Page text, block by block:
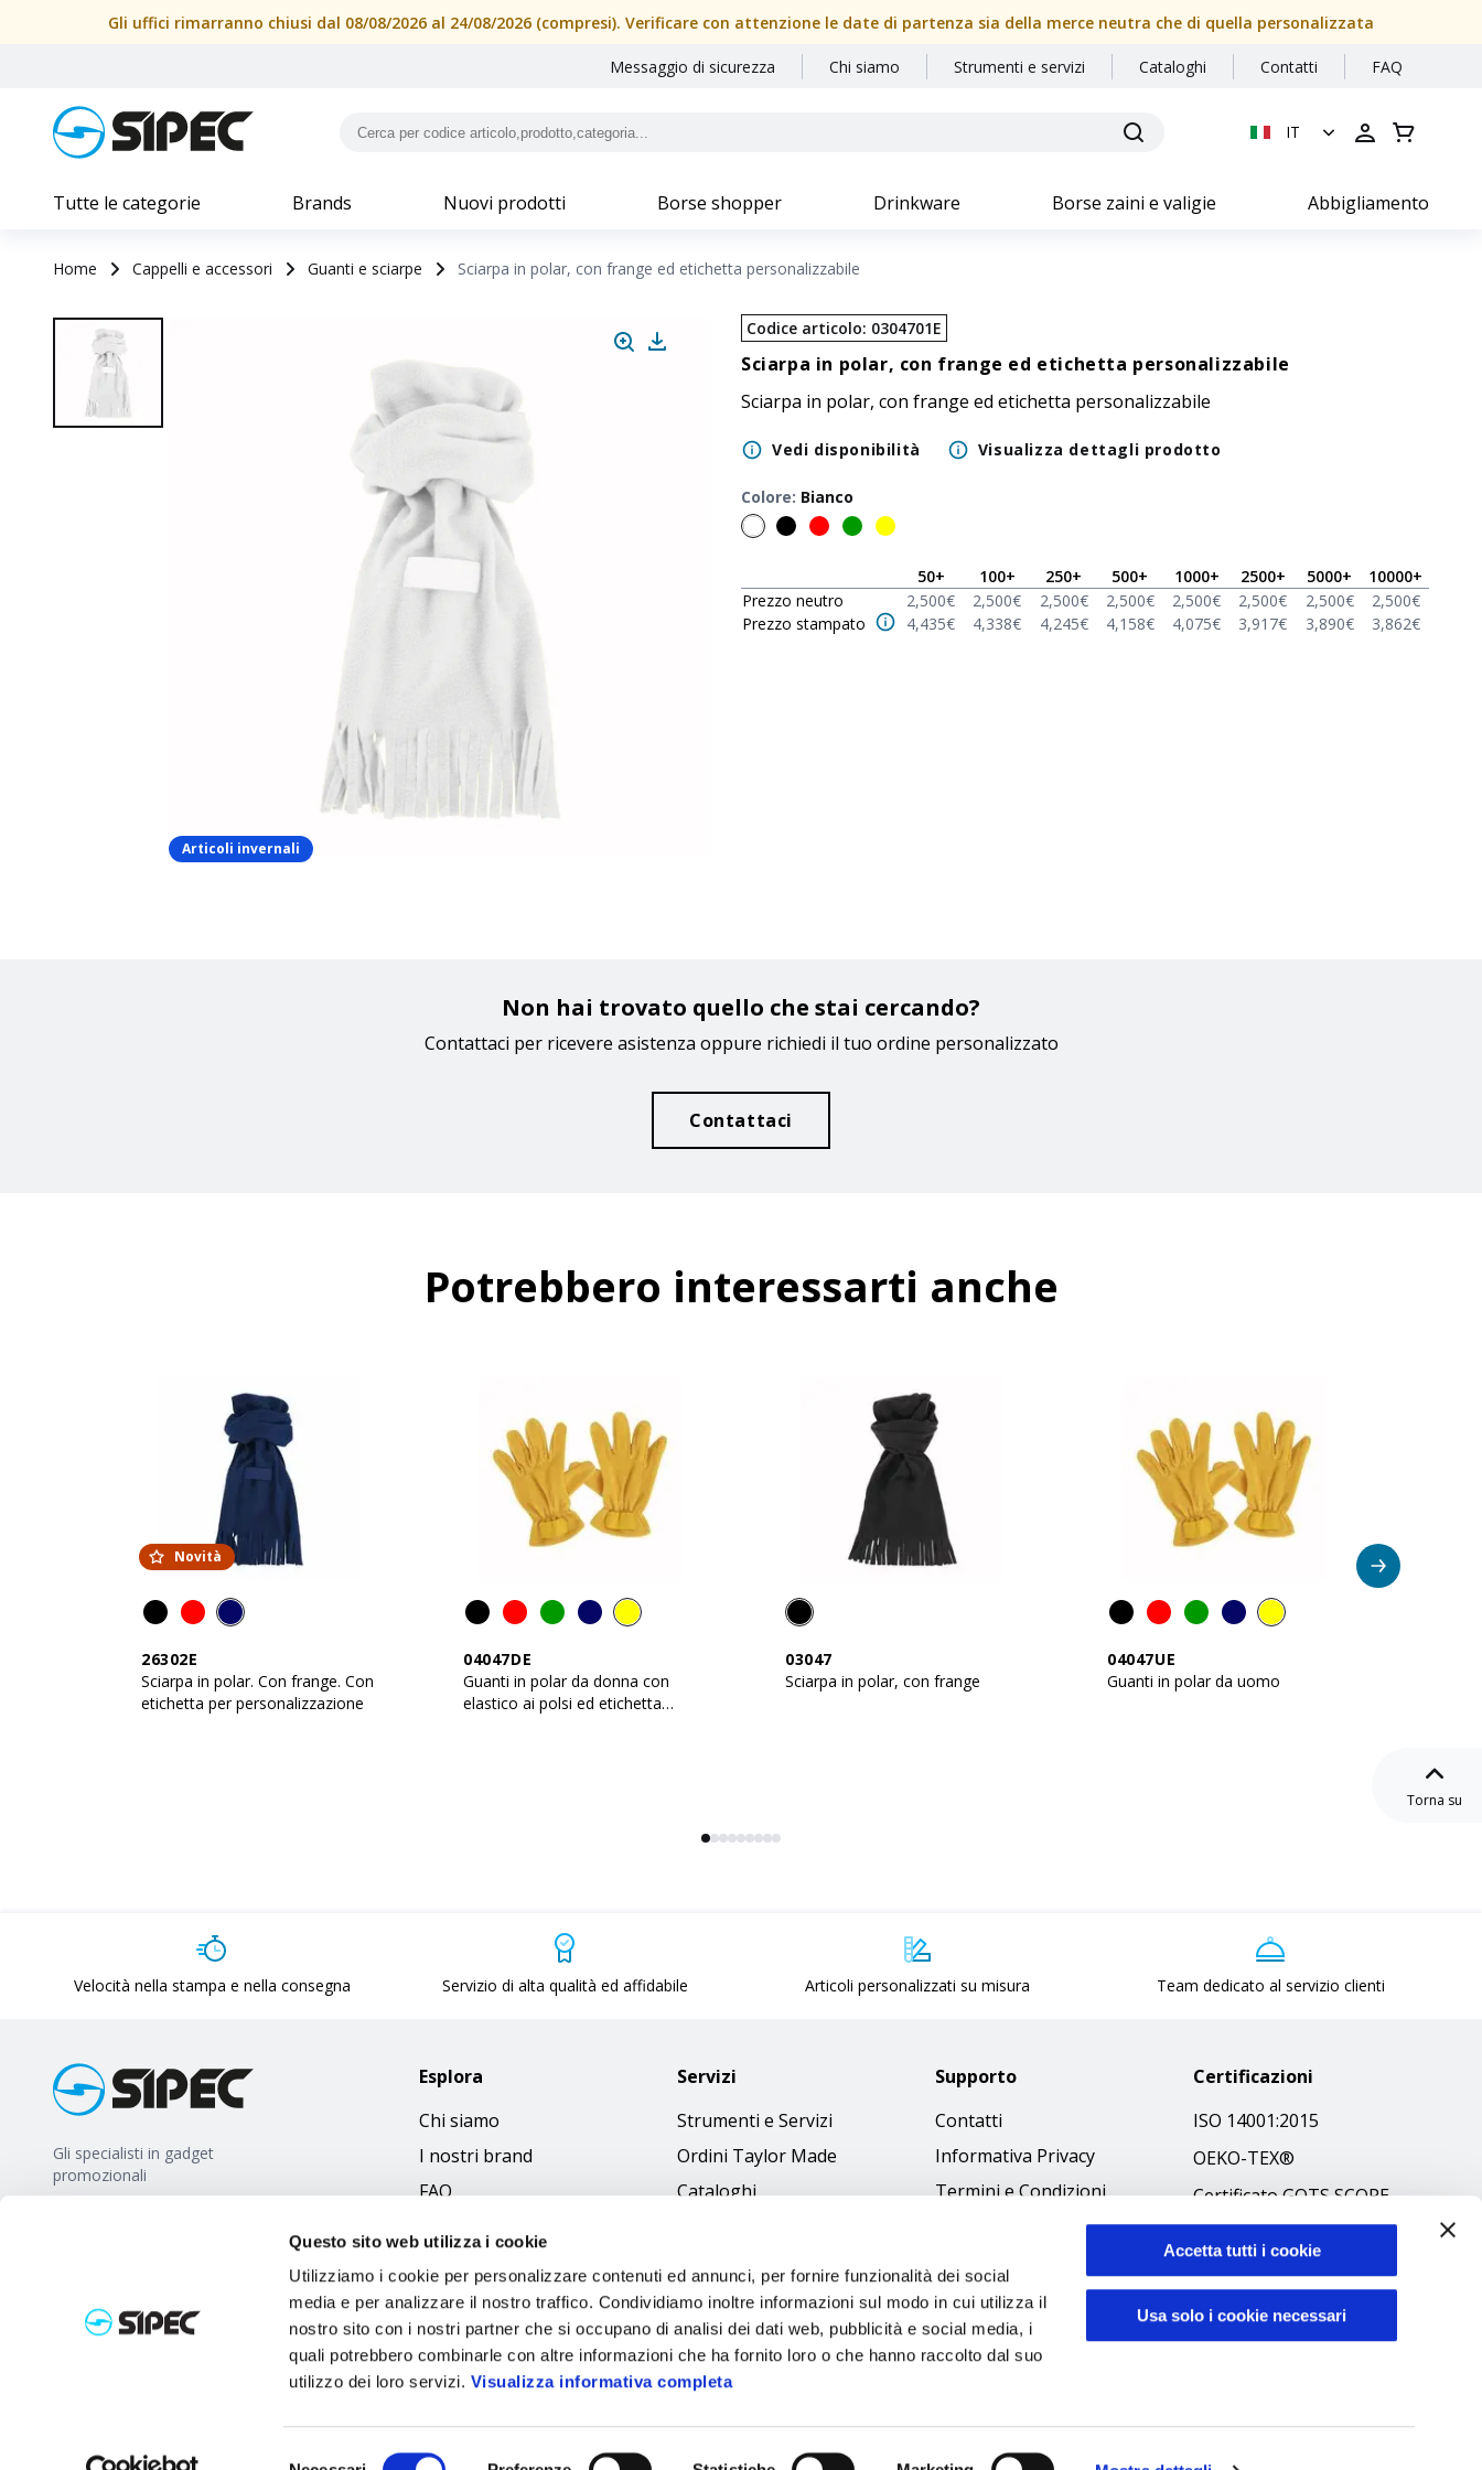
Questo sito web utilizza i cookie
Utilizziamo i cookie per personalizzare contenuti ed annunci, per fornire funzionalità dei social
media e per analizzare il nostro traffico. Condividiamo inoltre informazioni sul modo in cui utilizza il
nostro sito con i nostri partner che si occupano di analisi dei dati web, pubblicità e social media, i
quali potrebbero combinarle con altre informazioni che ha fornito loro o che hanno raccolto dal suo
utilizzo dei loro servizi. Visualizza informativa completa
Accetta tutti i cookie
Usa solo i cookie necessari
Gli uffici rimarranno chiusi dal 08/08/2026 al 24/08/2026 (compresi). Verificare con attenzione le date di partenza sia della merce neutra che di quella personalizzata
Messaggio di sicurezza Chi siamo Strumenti e servizi Cataloghi Contatti FAQ
IT
Tutte le categorie Brands Nuovi prodotti Borse shopper Drinkware Borse zaini e valigie Abbigliamento
Home Cappelli e accessori Guanti e sciarpe Sciarpa in polar, con frange ed etichetta personalizzabile
Articoli invernali
Codice articolo: 0304701E
Sciarpa in polar, con frange ed etichetta personalizzabile
Sciarpa in polar, con frange ed etichetta personalizzabile
Vedi disponibilità Visualizza dettagli prodotto
Colore: Bianco
50+ 100+ 250+ 500+ 1000+ 2500+ 5000+ 10000+
Prezzo neutro
2,500€ 2,500€ 2,500€ 2,500€ 2,500€ 2,500€ 2,500€ 2,500€
Prezzo stampato
4,435€ 4,338€ 4,245€ 4,158€ 4,075€ 3,917€ 3,890€ 3,862€
Non hai trovato quello che stai cercando?
Contattaci per ricevere asistenza oppure richiedi il tuo ordine personalizzato
Contattaci
Potrebbero interessarti anche
Novità
26302E
Sciarpa in polar. Con frange. Con
etichetta per personalizzazione
04047DE
Guanti in polar da donna con
elastico ai polsi ed etichetta
03047
Sciarpa in polar, con frange
04047UE
Guanti in polar da uomo
Torna su
Velocità nella stampa e nella consegna Servizio di alta qualità ed affidabile Articoli personalizzati su misura Team dedicato al servizio clienti
Gli specialisti in gadget
promozionali
Esplora
Chi siamo
I nostri brand
FAQ
Servizi
Strumenti e Servizi
Ordini Taylor Made
Cataloghi
Supporto
Contatti
Informativa Privacy
Termini e Condizioni
Codice Etico
Certificazioni
ISO 14001:2015
OEKO-TEX®
Certificato GOTS SCOPE
Certificato GRS SCOPE
Politica Ambientale
Sicurezza prodotti